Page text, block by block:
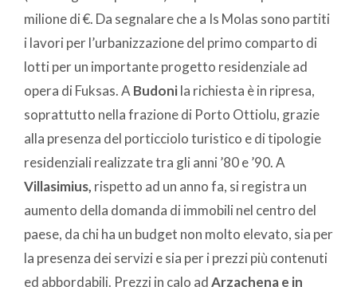
milione di €. Da segnalare che a Is Molas sono partiti
i lavori per l’urbanizzazione del primo comparto di
lotti per un importante progetto residenziale ad
opera di Fuksas. ABudonila richiesta è in ripresa,
soprattutto nella frazione di Porto Ottiolu, grazie
alla presenza del porticciolo turistico e di tipologie
residenziali realizzate tra gli anni ’80 e ’90. A
Villasimius, rispetto ad un anno fa, si registra un
aumento della domanda di immobili nel centro del
paese, da chi ha un budget non molto elevato, sia per
la presenza dei servizi e sia per i prezzi più contenuti
ed abbordabili. Prezzi in calo adArzachena e in